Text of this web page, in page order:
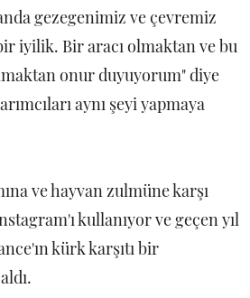
gezegenimiz ve çevremiz
iyilik. Bir aracı olmaktan ve bu
onur duyuyorum" diye
aynı şeyi yapmaya
ve hayvan zulmüne karşı
kullanıyor ve geçen yıl
kürk karşıtı bir